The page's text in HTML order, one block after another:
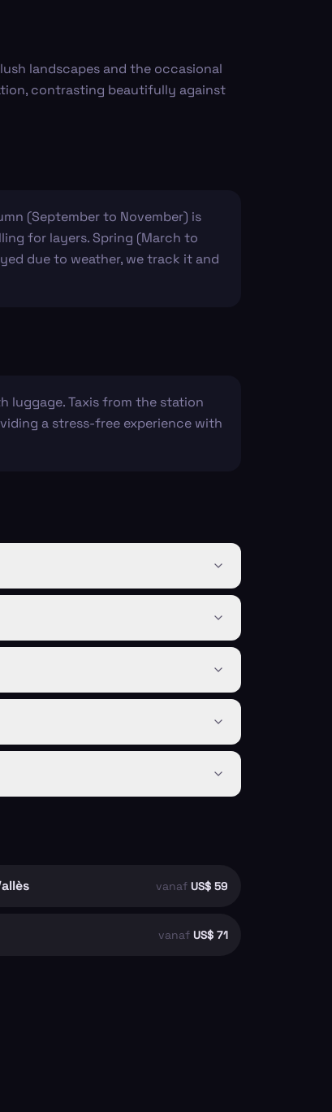
landscapes and the occasional
contrasting beautifully against
(September to November) is
for layers. Spring (March to
due to weather, we track it and
luggage. Taxis from the station
a stress-free experience with
vanaf US$ 59
vanaf US$ 71